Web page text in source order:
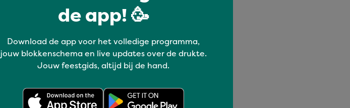
de app! 🥳
Download de app voor het volledige programma,
jouw blokkenschema en live updates over de drukte.
Jouw feestgids, altijd bij de hand.